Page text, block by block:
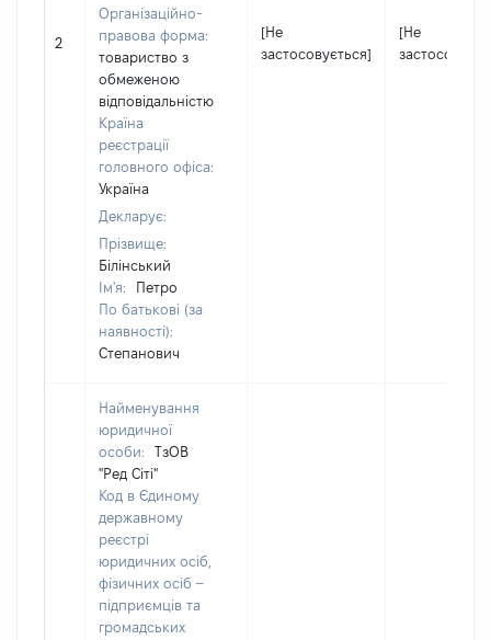
2
Організаційно-
правова форма:
товариство з
обмеженою
відповідальністю
Країна
реєстрації
головного офіса:
Україна
Декларує:
Прізвище:
Білінський
Ім'я:
Петро
По батькові (за
наявності):
Степанович
[Не
застосовується]
[Не
Найменування
юридичної
особи:
ТзОВ
"Ред Сіті"
Код в Єдиному
державному
реєстрі
юридичних осіб,
фізичних осіб –
підприємців та
громадських